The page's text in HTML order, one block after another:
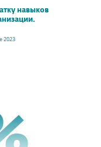
навыков
2023